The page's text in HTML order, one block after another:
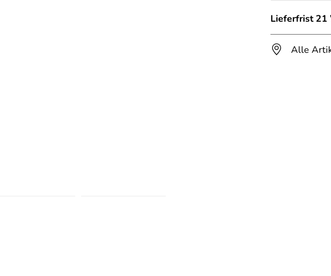
Lieferfrist 21
Alle